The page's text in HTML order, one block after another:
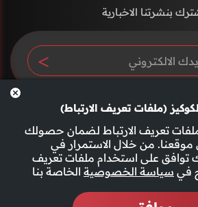
(ملفات تعريف الارتباط)
تعريف الارتباط لضمان حصولك
من خلال الاستمرار في
توافق على استخدام ملفات تعريف
في سياسة الخصوصية الخاصة بنا
بنشرتنا الاخبارية
الأحكام والشروط